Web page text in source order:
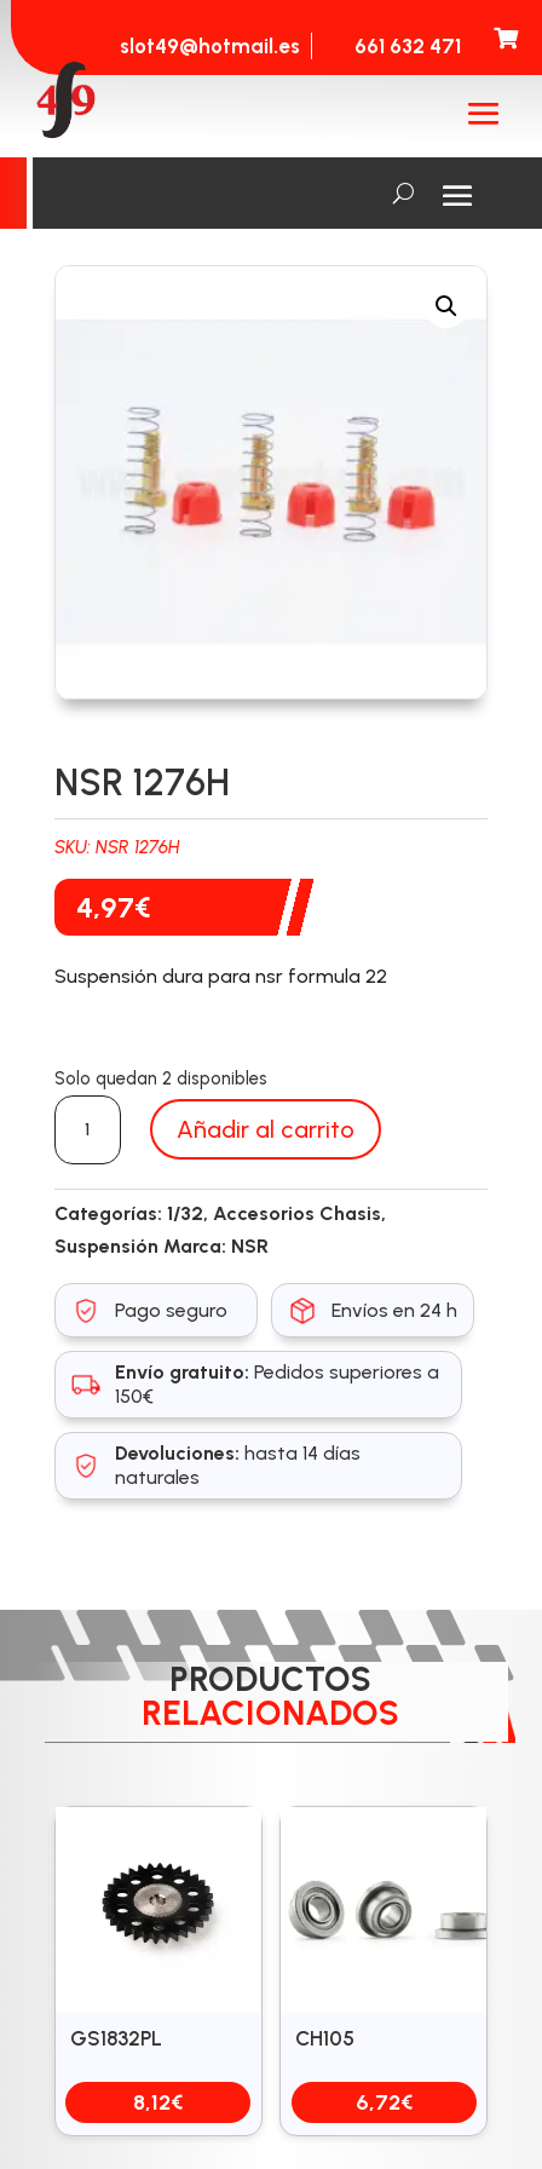
slot49@hotmail.es 661 632 471 
NSR 1276H
SKU: NSR 1276H
4,97€
Suspensión dura para nsr formula 22
Solo quedan 2 disponibles
NSR
1276H
Añadir al carrito
Categorías: 1/32, Accesorios Chasis,
Suspensión Marca: NSR
Pago seguro Envíos en 24 h
Envío gratuito: Pedidos superiores a
150€
Devoluciones: hasta 14 días
naturales
PRODUCTOS
RELACIONADOS
GS1832PL
8,12€
CH105
6,72€